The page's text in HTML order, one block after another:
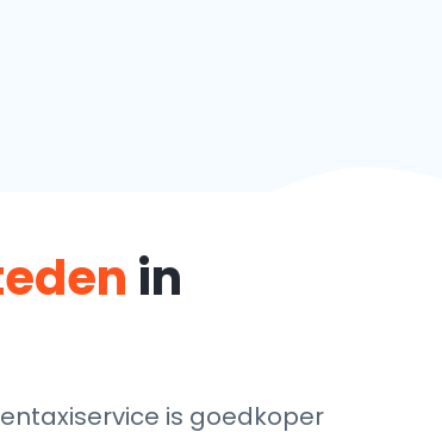
in
is goedkoper